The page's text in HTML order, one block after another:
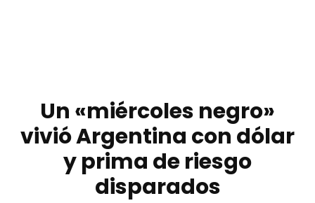
Un «miércoles negro»
vivió Argentina con dólar
y prima de riesgo
disparados